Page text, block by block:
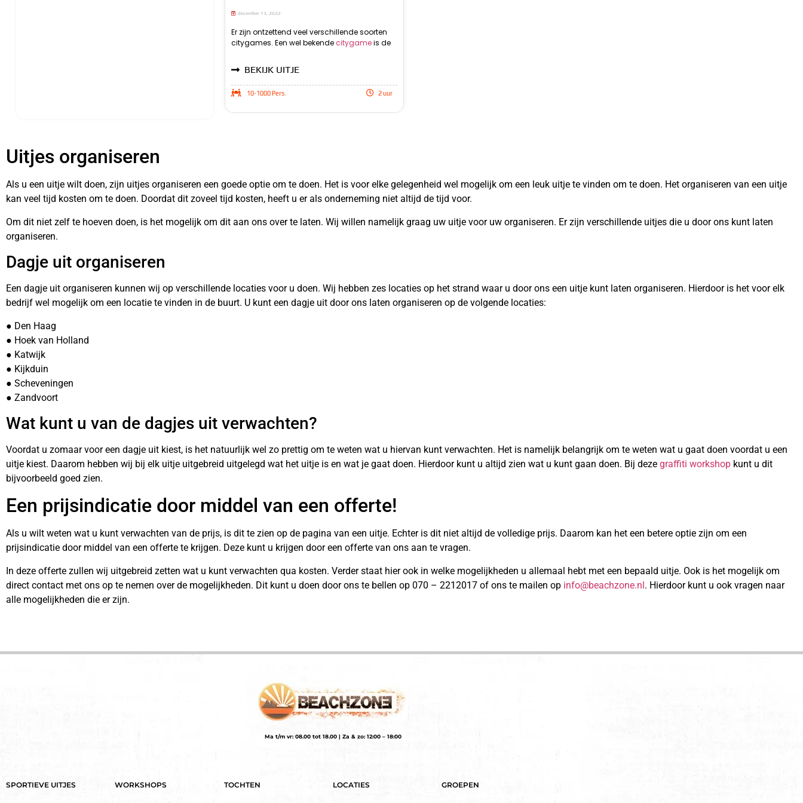
december 13, 2022
Er zijn ontzettend veel verschillende soorten
citygames. Een wel bekendecitygameis de
mol. Je gaat samen achter halen wie de rat
opdrachten uit te voeren en punten te scoren.
BEKIJK UITJE
10-1000 Pers. 2 uur
Uitjes organiseren
Als u een uitje wilt doen, zijn uitjes organiseren een goede optie om te doen. Het is voor elke gelegenheid wel mogelijk om een leuk uitje te vinden om te doen. Het organiseren van een uitje
kan veel tijd kosten om te doen. Doordat dit zoveel tijd kosten, heeft u er als onderneming niet altijd de tijd voor.
Om dit niet zelf te hoeven doen, is het mogelijk om dit aan ons over te laten. Wij willen namelijk graag uw uitje voor uw organiseren. Er zijn verschillende uitjes die u door ons kunt laten
organiseren.
Dagje uit organiseren
Een dagje uit organiseren kunnen wij op verschillende locaties voor u doen. Wij hebben zes locaties op het strand waar u door ons een uitje kunt laten organiseren. Hierdoor is het voor elk
bedrijf wel mogelijk om een locatie te vinden in de buurt. U kunt een dagje uit door ons laten organiseren op de volgende locaties:
● Den Haag
● Hoek van Holland
● Katwijk
● Kijkduin
● Scheveningen
● Zandvoort
Wat kunt u van de dagjes uit verwachten?
Voordat u zomaar voor een dagje uit kiest, is het natuurlijk wel zo prettig om te weten wat u hiervan kunt verwachten. Het is namelijk belangrijk om te weten wat u gaat doen voordat u een
uitje kiest. Daarom hebben wij bij elk uitje uitgebreid uitgelegd wat het uitje is en wat je gaat doen. Hierdoor kunt u altijd zien wat u kunt gaan doen. Bij deze graffiti workshop kunt u dit
bijvoorbeeld goed zien.
Een prijsindicatie door middel van een offerte!
Als u wilt weten wat u kunt verwachten van de prijs, is dit te zien op de pagina van een uitje. Echter is dit niet altijd de volledige prijs. Daarom kan het een betere optie zijn om een
prijsindicatie door middel van een offerte te krijgen. Deze kunt u krijgen door een offerte van ons aan te vragen.
In deze offerte zullen wij uitgebreid zetten wat u kunt verwachten qua kosten. Verder staat hier ook in welke mogelijkheden u allemaal hebt met een bepaald uitje. Ook is het mogelijk om
direct contact met ons op te nemen over de mogelijkheden. Dit kunt u doen door ons te bellen op 070 – 2212017 of ons te mailen op info@beachzone.nl. Hierdoor kunt u ook vragen naar
alle mogelijkheden die er zijn.
Ma t/m vr: 08.00 tot 18.00 | Za & zo: 12:00 – 18:00
SPORTIEVE UITJES WORKSHOPS TOCHTEN LOCATIES GROEPEN